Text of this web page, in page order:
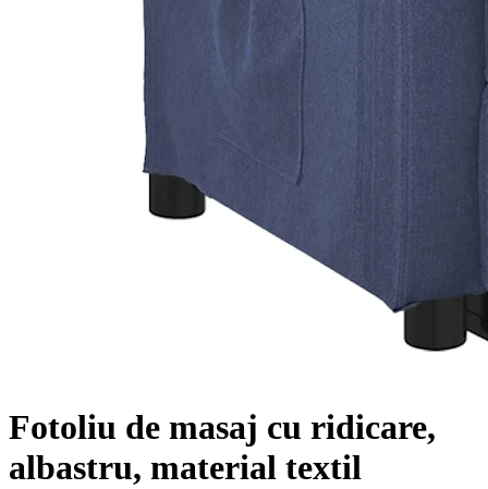
Fotoliu de masaj cu ridicare,
albastru, material textil